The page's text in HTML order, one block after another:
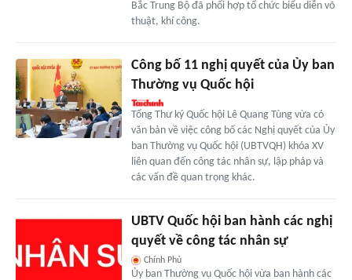
Bắc Trung Bộ đã phối hợp tổ chức biểu diễn võ
thuật, khí công.
Công bố 11 nghị quyết của Ủy ban
Thường vụ Quốc hội
Tổng Thư ký Quốc hội Lê Quang Tùng vừa có
văn bản về việc công bố các Nghị quyết của Ủy
ban Thường vụ Quốc hội (UBTVQH) khóa XV
liên quan đến công tác nhân sự, lập pháp và
các vấn đề quan trọng khác.
UBTV Quốc hội ban hành các nghị
quyết về công tác nhân sự
Chính Phủ
Ủy ban Thường vụ Quốc hội vừa ban hành các